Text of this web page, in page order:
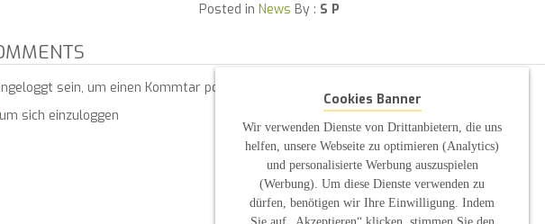
Posted in News By : S P
sein, um einen Kommtar posten zu können.
um sich einzuloggen
Cookies Banner
Wir verwenden Dienste von Drittanbietern, die uns
helfen, unsere Webseite zu optimieren (Analytics)
und personalisierte Werbung auszuspielen
(Werbung). Um diese Dienste verwenden zu
dürfen, benötigen wir Ihre Einwilligung. Indem
Sie auf „Akzeptieren“ klicken, stimmen Sie den